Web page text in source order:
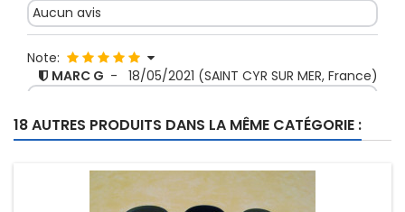
Aucun avis
Note:
MARC G - 18/05/2021 (SAINT CYR SUR MER, France)
18 AUTRES PRODUITS DANS LA MÊME CATÉGORIE :